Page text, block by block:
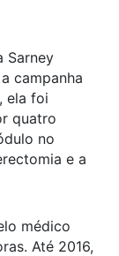
Sarney
campanha
ela foi
quatro
no
e a
médico
Até 2016,